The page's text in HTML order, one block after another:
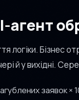
агент
логіки. Бізнес
й у вихідні.
заявок